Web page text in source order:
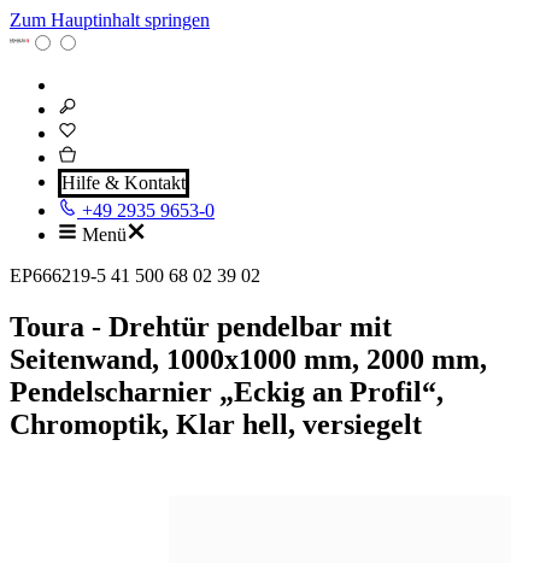
Zum Hauptinhalt springen
Hilfe & Kontakt
+49 2935 9653-0
Menü
EP666219-5 41 500 68 02 39 02
Toura - Drehtür pendelbar mit
Seitenwand, 1000x1000 mm, 2000 mm,
Pendelscharnier „Eckig an Profil“,
Chromoptik, Klar hell, versiegelt